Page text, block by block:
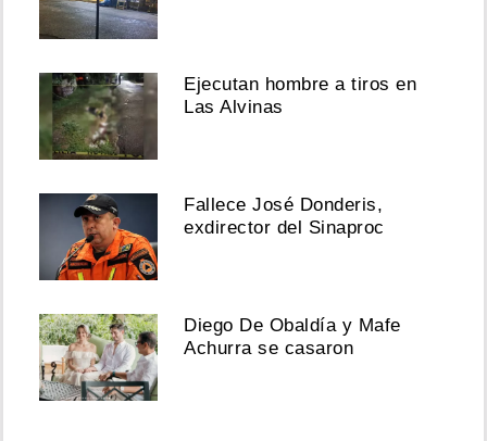
Ejecutan hombre a tiros en
Las Alvinas
Fallece José Donderis,
exdirector del Sinaproc
Diego De Obaldía y Mafe
Achurra se casaron